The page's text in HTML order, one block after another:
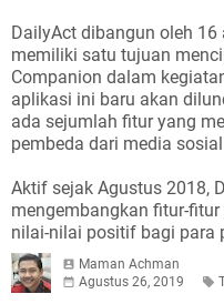
DailyAct dibangun oleh
memiliki satu tujuan
Companion dalam
aplikasi ini baru akan
ada sejumlah fitur yang
pembeda dari media
Aktif sejak Agustus 2018,
mengembangkan fitur-
nilai-nilai positif bagi para
Maman Achman
Agustus 26, 2019